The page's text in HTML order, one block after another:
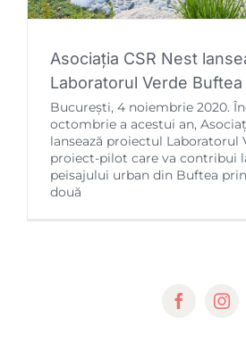
Asociația CSR Nest
Laboratorul Verde Buftea
București, 4 noiembrie 2020.
octombrie a acestui an,
lansează proiectul Laboratorul
proiect-pilot care va contribui
peisajului urban din Buftea
două